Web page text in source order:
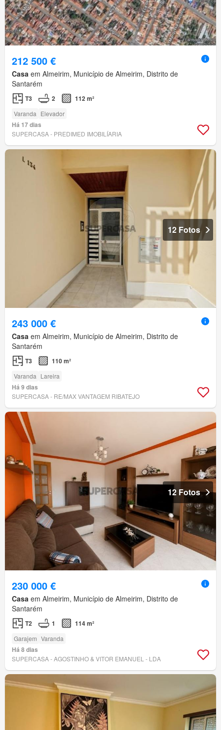
212 500 €
Casa em Almeirim, Município de Almeirim, Distrito de
Santarém
T3 2 112 m²
Varanda Elevador
Há 17 dias
SUPERCASA - PREDIMED IMOBILÍARIA
12 Fotos
243 000 €
Casa em Almeirim, Município de Almeirim, Distrito de
Santarém
T3 110 m²
Varanda Lareira
Há 9 dias
SUPERCASA - RE/MAX VANTAGEM RIBATEJO
12 Fotos
230 000 €
Casa em Almeirim, Município de Almeirim, Distrito de
Santarém
T2 1 114 m²
Garajem Varanda
Há 8 dias
SUPERCASA - AGOSTINHO & VITOR EMANUEL - LDA